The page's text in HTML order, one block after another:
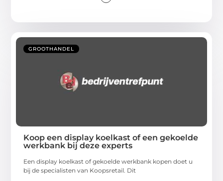
GROOTHANDEL
Koop een display koelkast of een gekoelde
werkbank bij deze experts
Een display koelkast of gekoelde werkbank kopen doet u
bij de specialisten van Koopsretail. Dit